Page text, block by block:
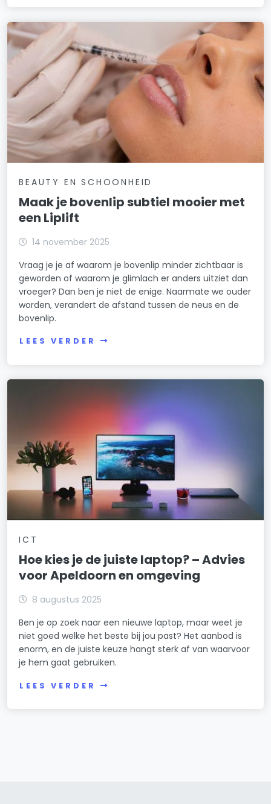
BEAUTY EN SCHOONHEID
Maak je bovenlip subtiel mooier met
een Liplift
14 november 2025
Vraag je je af waarom je bovenlip minder zichtbaar is
geworden of waarom je glimlach er anders uitziet dan
vroeger? Dan ben je niet de enige. Naarmate we ouder
worden, verandert de afstand tussen de neus en de
bovenlip.
LEES VERDER
ICT
Hoe kies je de juiste laptop? – Advies
voor Apeldoorn en omgeving
8 augustus 2025
Ben je op zoek naar een nieuwe laptop, maar weet je
niet goed welke het beste bij jou past? Het aanbod is
enorm, en de juiste keuze hangt sterk af van waarvoor
je hem gaat gebruiken.
LEES VERDER